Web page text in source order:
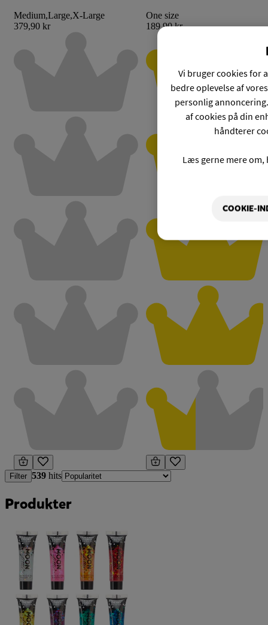
Medium,Large,X-Large
379,90 kr
One size
189,90 kr
Filter 539 hits
Produkter
Vi bruger cookies for
bedre oplevelse af
personlig
af cookies på din
håndterer
Læs gerne mere
COOKIE-